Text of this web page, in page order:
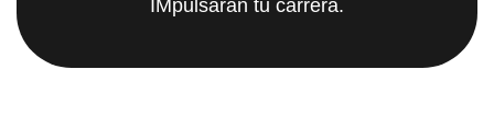
IMpulsarán tu carrera.